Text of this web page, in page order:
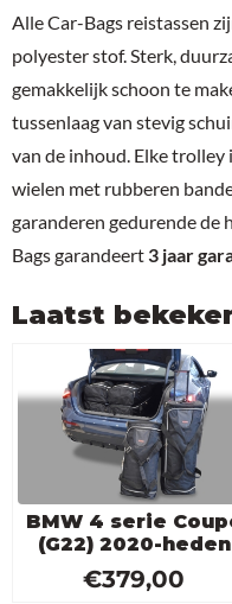
Alle Car-Bags reistassen
polyester stof. Sterk,
gemakkelijk schoon te
tussenlaag van stevig
van de inhoud. Elke
wielen met rubberen
garanderen gedurende de
Bags garandeert 3 jaar
Laatst
BMW 4 serie
(G22) 2020-heden
€379,00